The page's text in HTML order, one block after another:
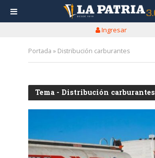
Ingresar
Portada » Distribución carburantes
Tema - Distribución carburantes